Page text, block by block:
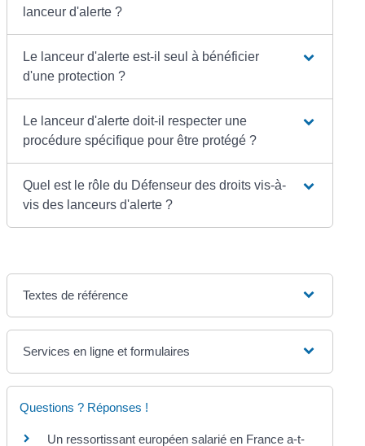
lanceur d'alerte ?
Le lanceur d'alerte est-il seul à bénéficier
d'une protection ?
Le lanceur d'alerte doit-il respecter une
procédure spécifique pour être protégé ?
Quel est le rôle du Défenseur des droits vis-à-
vis des lanceurs d'alerte ?
Textes de référence
Services en ligne et formulaires
Questions ? Réponses !
Un ressortissant européen salarié en France a-t-